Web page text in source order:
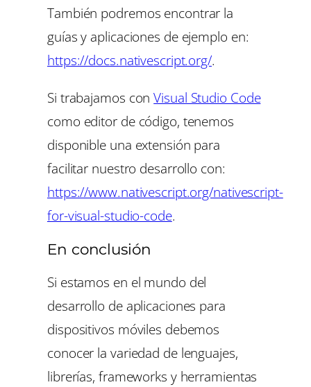
También podremos encontrar la
guías y aplicaciones de ejemplo en:
https://docs.nativescript.org/.
Si trabajamos conVisual Studio Code
como editor de código, tenemos
disponible una extensión para
facilitar nuestro desarrollo con:
https://www.nativescript.org/nativescript-
for-visual-studio-code.
En conclusión
Si estamos en el mundo del
desarrollo de aplicaciones para
dispositivos móviles debemos
conocer la variedad de lenguajes,
librerías, frameworks y herramientas